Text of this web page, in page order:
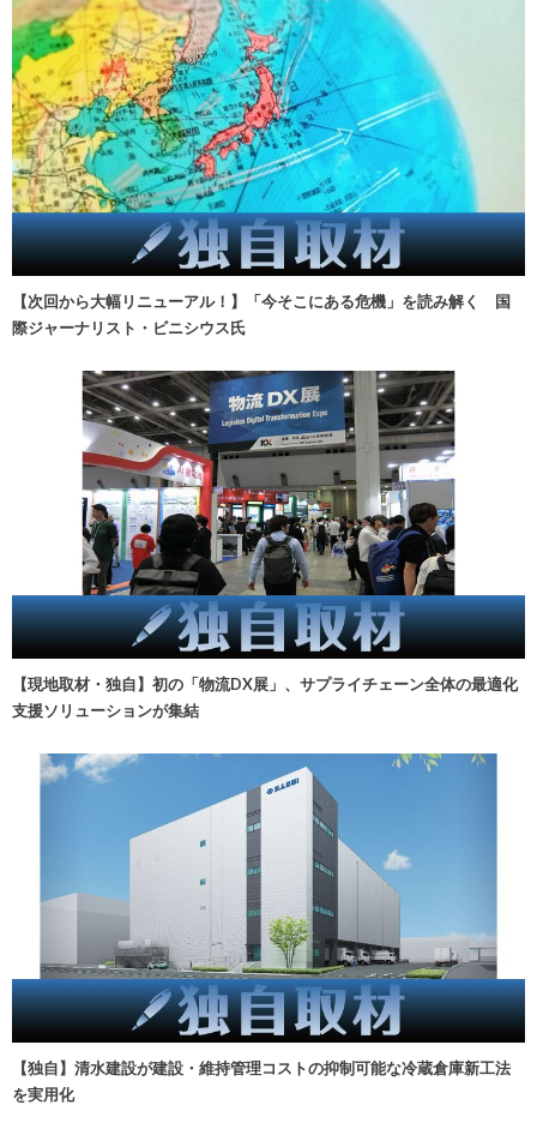
【次回から大幅リニューアル！】「今そこにある危機」を読み解く 国
際ジャーナリスト・ビニシウス氏
【現地取材・独自】初の「物流DX展」、サプライチェーン全体の最適化
支援ソリューションが集結
【独自】清水建設が建設・維持管理コストの抑制可能な冷蔵倉庫新工法
を実用化